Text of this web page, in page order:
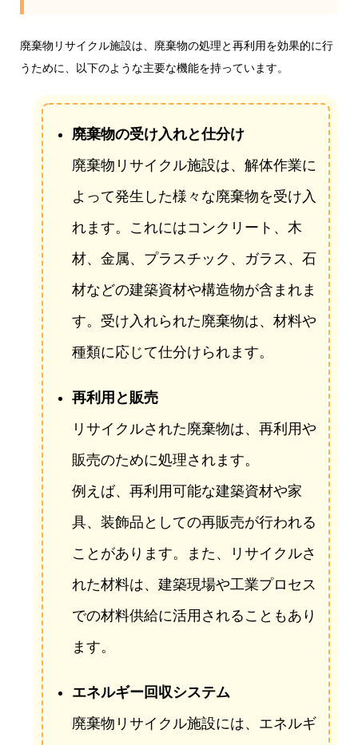
廃棄物リサイクル施設は、廃棄物の処理と再利用を効果的に行
うために、以下のような主要な機能を持っています。
廃棄物の受け入れと仕分け
廃棄物リサイクル施設は、解体作業に
よって発生した様々な廃棄物を受け入
れます。これにはコンクリート、木
材、金属、プラスチック、ガラス、石
材などの建築資材や構造物が含まれま
す。受け入れられた廃棄物は、材料や
種類に応じて仕分けられます。
再利用と販売
リサイクルされた廃棄物は、再利用や
販売のために処理されます。
例えば、再利用可能な建築資材や家
具、装飾品としての再販売が行われる
ことがあります。また、リサイクルさ
れた材料は、建築現場や工業プロセス
での材料供給に活用されることもあり
ます。
エネルギー回収システム
廃棄物リサイクル施設には、エネルギ